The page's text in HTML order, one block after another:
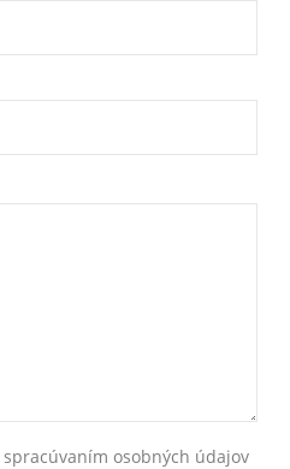
spracúvaním osobných údajov